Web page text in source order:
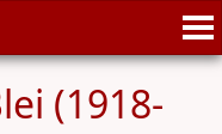
(1918-